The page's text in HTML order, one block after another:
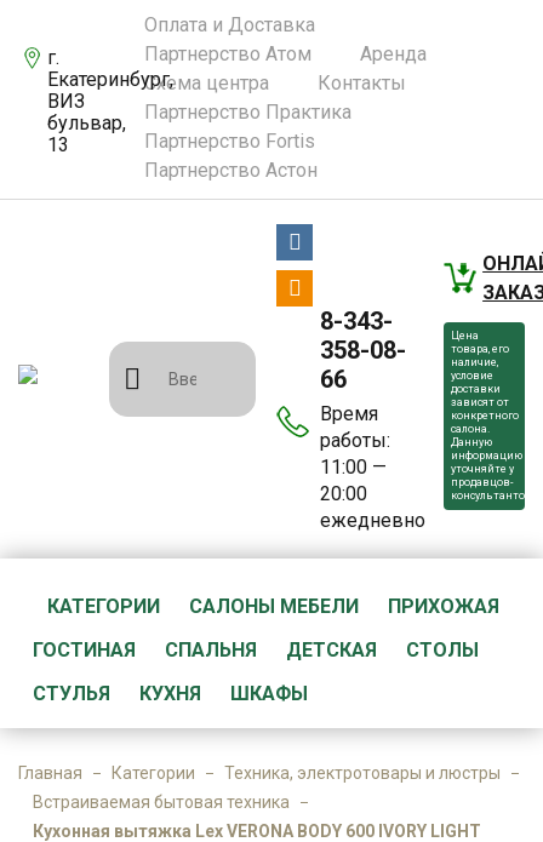
г.
Екатеринбург,
ВИЗ
бульвар,
13
Оплата и Доставка
Партнерство Атом
Аренда
Схема центра
Контакты
Партнерство Практика
Партнерство Fortis
Партнерство Астон
8-343-
358-08-
66
Время
работы:
11:00 —
20:00
ежедневно
Цена
товара, его
наличие,
условие
доставки
зависят от
конкретного
салона.
Данную
информацию
уточняйте у
продавцов-
консультантов.
КАТЕГОРИИ САЛОНЫ МЕБЕЛИ
ПРИХОЖАЯ
ГОСТИНАЯ
СПАЛЬНЯ ДЕТСКАЯ
СТОЛЫ
СТУЛЬЯ
КУХНЯ ШКАФЫ
Главная Категории
Техника, электротовары и люстры
Встраиваемая бытовая техника
Кухонная вытяжка Lex VERONA BODY 600 IVORY LIGHT